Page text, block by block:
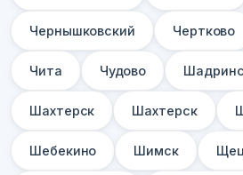
Чернышковский Чертково
Чита Чудово
Шахтерск Шахтерск
Шебекино Шимск